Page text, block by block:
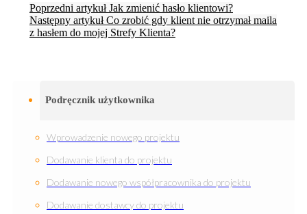
Podręcznik użytkownika
Wprowadzenie nowego projektu
Dodawanie klienta do projektu
Dodawanie nowego współpracownika do projektu
Dodawanie dostawcy do projektu
Poprzedni artykułJak zmienić hasło klientowi?
Następny artykułCo zrobić gdy klient nie otrzymał maila
z hasłem do mojej Strefy Klienta?